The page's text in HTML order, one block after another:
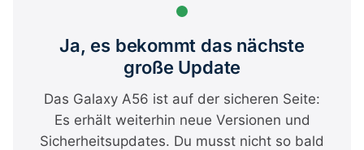
Ja, es bekommt das nächste
große Update
Das Galaxy A56 ist auf der sicheren Seite:
Es erhält weiterhin neue Versionen und
Sicherheitsupdates. Du musst nicht so bald